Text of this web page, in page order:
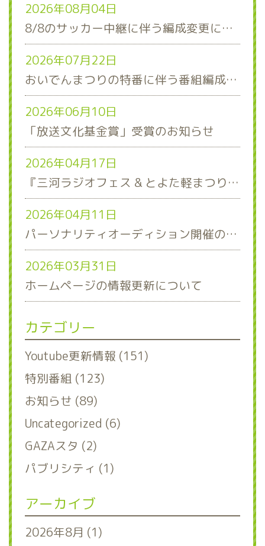
2026年08月04日
8/8のサッカー中継に伴う編成変更について
2026年07月22日
おいでんまつりの特番に伴う番組編成について
2026年06月10日
「放送文化基金賞」受賞のお知らせ
2026年04月17日
『三河ラジオフェス & とよた軽まつり』ステージスケジュール発表！
2026年04月11日
パーソナリティオーディション開催のお知らせ
2026年03月31日
ホームページの情報更新について
カテゴリー
Youtube更新情報 (151)
特別番組 (123)
お知らせ (89)
Uncategorized (6)
GAZAスタ (2)
パブリシティ (1)
アーカイブ
2026年8月 (1)